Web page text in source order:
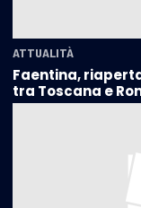
ATTUALITÀ
Faentina,
tra Toscana e